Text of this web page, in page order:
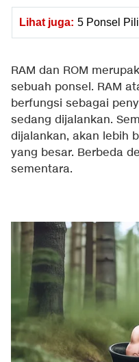
Lihat juga: 5 Ponsel
RAM dan ROM
sebuah ponsel. RAM
berfungsi sebagai
sedang dijalankan.
dijalankan, akan lebih
yang besar. Berbeda
sementara.